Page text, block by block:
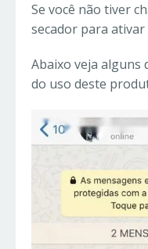
Se você não tiver
secador para
Abaixo veja alguns
do uso deste